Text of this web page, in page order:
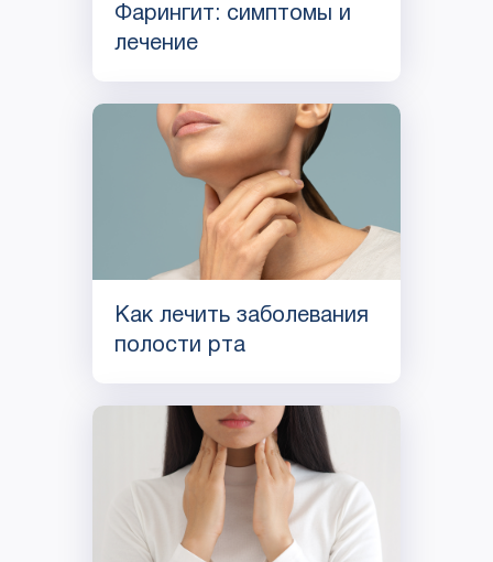
Фарингит: симптомы и
лечение
Как лечить заболевания
полости рта